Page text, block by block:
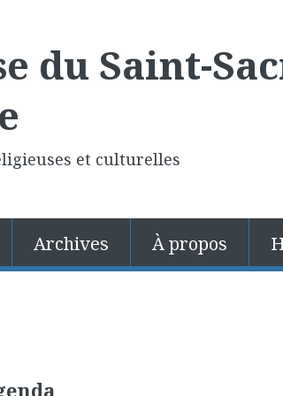
du Saint-
et culturelles
Archives À propos